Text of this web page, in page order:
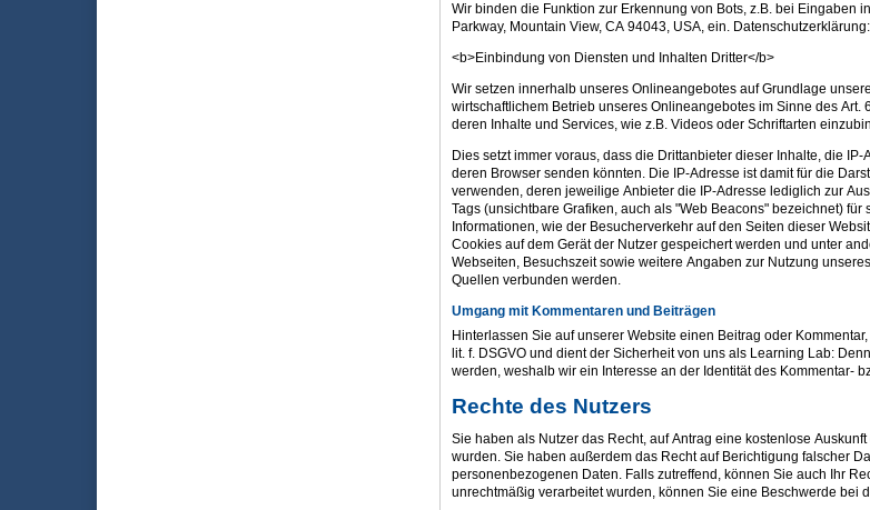
Wir binden die Funktion zur Erkennung von Bots, z.B. bei Eingaben
Parkway, Mountain View, CA 94043, USA, ein. Datenschutzerklärung:
<b>Einbindung von Diensten und Inhalten Dritter</b>
Wir setzen innerhalb unseres Onlineangebotes auf Grundlage
wirtschaftlichem Betrieb unseres Onlineangebotes im Sinne des
deren Inhalte und Services, wie z.B. Videos oder Schriftarten
Dies setzt immer voraus, dass die Drittanbieter dieser Inhalte, die
deren Browser senden könnten. Die IP-Adresse ist damit für die
verwenden, deren jeweilige Anbieter die IP-Adresse lediglich zur
Tags (unsichtbare Grafiken, auch als "Web Beacons" bezeichnet)
Informationen, wie der Besucherverkehr auf den Seiten dieser
Cookies auf dem Gerät der Nutzer gespeichert werden und unter
Webseiten, Besuchszeit sowie weitere Angaben zur Nutzung
Quellen verbunden werden.
Umgang mit Kommentaren und Beiträgen
Hinterlassen Sie auf unserer Website einen Beitrag oder
lit. f. DSGVO und dient der Sicherheit von uns als Learning Lab:
werden, weshalb wir ein Interesse an der Identität des Kommentar-
Rechte des Nutzers
Sie haben als Nutzer das Recht, auf Antrag eine kostenlose
wurden. Sie haben außerdem das Recht auf Berichtigung falscher
personenbezogenen Daten. Falls zutreffend, können Sie auch Ihr
unrechtmäßig verarbeitet wurden, können Sie eine Beschwerde bei